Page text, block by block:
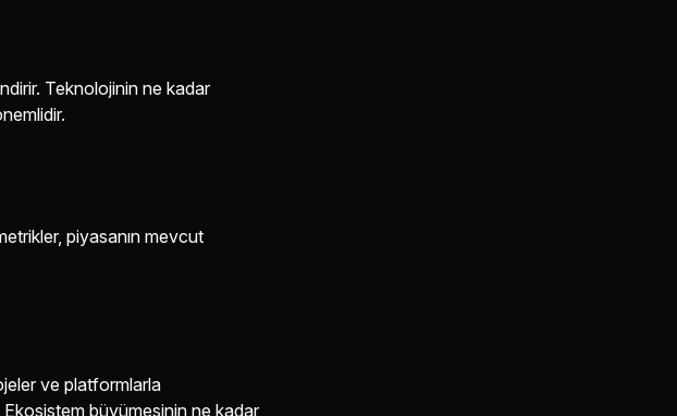
Teknolojinin ne kadar
piyasanın mevcut
ve platformlarla
büyümesinin ne kadar